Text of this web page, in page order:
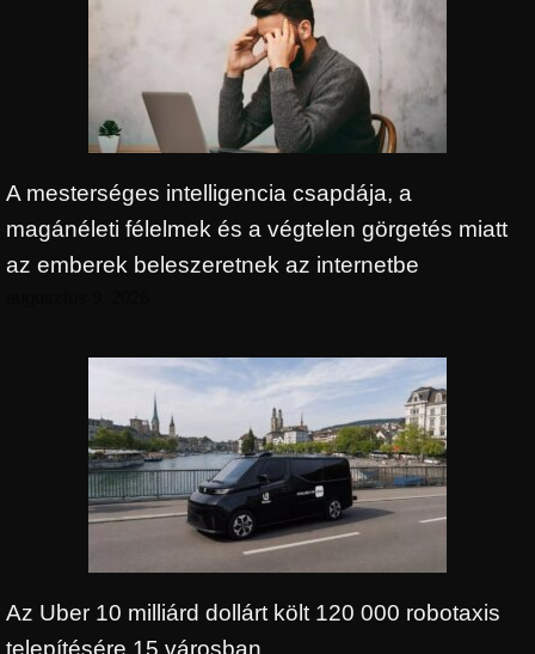
A mesterséges intelligencia csapdája, a
magánéleti félelmek és a végtelen görgetés miatt
az emberek beleszeretnek az internetbe
Az Uber 10 milliárd dollárt költ 120 000 robotaxis
telepítésére 15 városban